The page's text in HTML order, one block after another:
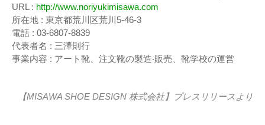
URL : http://www.noriyukimisawa.com
所在地 : 東京都荒川区荒川5-46-3
電話 : 03-6807-8839
代表者名 : 三澤則行
事業内容 : アート靴、注文靴の製造‧販売、靴学校の運営
【MISAWA SHOE DESIGN 株式会社】 プレスリリース より